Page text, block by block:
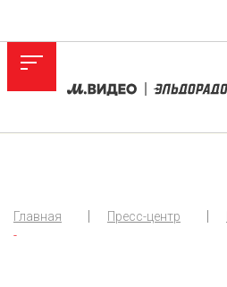
Главная Пресс-центр
-